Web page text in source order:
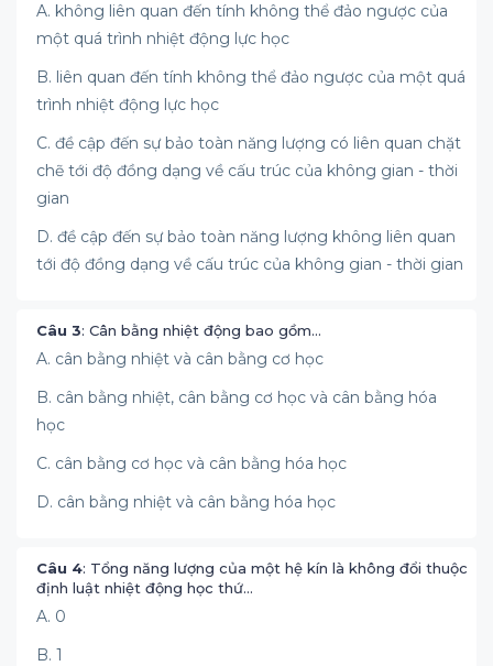
A. không liên quan đến tính không thể đảo ngược của
một quá trình nhiệt động lực học
B. liên quan đến tính không thể đảo ngược của một quá
trình nhiệt động lực học
C. đề cập đến sự bảo toàn năng lượng có liên quan chặt
chẽ tới độ đồng dạng về cấu trúc của không gian - thời
gian
D. đề cập đến sự bảo toàn năng lượng không liên quan
tới độ đồng dạng về cấu trúc của không gian - thời gian
Câu 3: Cân bằng nhiệt động bao gồm…
A. cân bằng nhiệt và cân bằng cơ học
B. cân bằng nhiệt, cân bằng cơ học và cân bằng hóa
học
C. cân bằng cơ học và cân bằng hóa học
D. cân bằng nhiệt và cân bằng hóa học
Câu 4: Tổng năng lượng của một hệ kín là không đổi thuộc
định luật nhiệt động học thứ…
A. 0
B. 1